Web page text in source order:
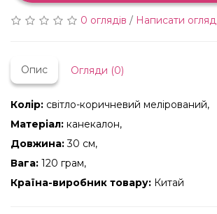
0 оглядів / Написати огляд
Опис Огляди (0)
Колір: світло-коричневий мелірований,
Матеріал: канекалон,
Довжина:30 см,
Вага: 120 грам,
Країна-виробник товару: Китай